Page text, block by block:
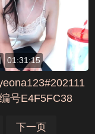
01:31:15
号E4F5FC38
下一页